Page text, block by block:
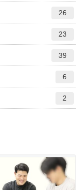
26
23
39
6
2